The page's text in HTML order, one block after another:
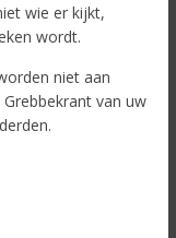
wie er kijkt,
wordt.
niet aan
van uw